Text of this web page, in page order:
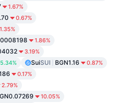
1.67%
0.67%
1.35%
1.86%
3.19%
SuiSUI BGN1.16 0.87%
0.17%
2.79%
10.05%